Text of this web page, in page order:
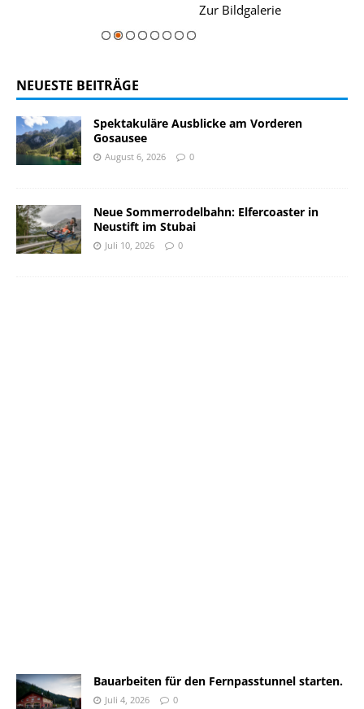
Zur Bildgalerie
NEUESTE BEITRÄGE
Spektakuläre Ausblicke am Vorderen
Gosausee
August 6, 2026 0
Neue Sommerrodelbahn: Elfercoaster in
Neustift im Stubai
Juli 10, 2026 0
Bauarbeiten für den Fernpasstunnel starten.
Juli 4, 2026 0